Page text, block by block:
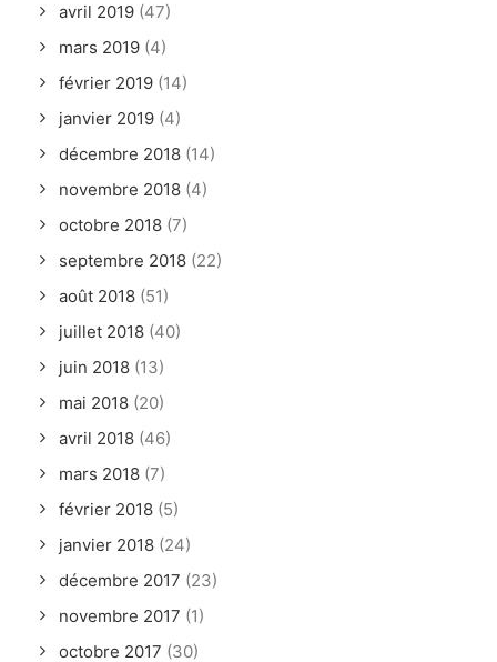
avril 2019 (47)
mars 2019 (4)
février 2019 (14)
janvier 2019 (4)
décembre 2018 (14)
novembre 2018 (4)
octobre 2018 (7)
septembre 2018 (22)
août 2018 (51)
juillet 2018 (40)
juin 2018 (13)
mai 2018 (20)
avril 2018 (46)
mars 2018 (7)
février 2018 (5)
janvier 2018 (24)
décembre 2017 (23)
novembre 2017 (1)
octobre 2017 (30)